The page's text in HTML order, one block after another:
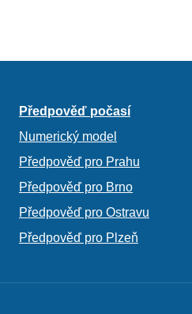
Předpověď počasí
Numerický model
Předpověď pro Prahu
Předpověď pro Brno
Předpověď pro Ostravu
Předpověď pro Plzeň